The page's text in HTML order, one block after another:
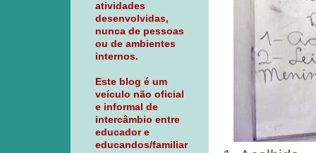
atividades
desenvolvidas,
nunca de pessoas
ou de ambientes
internos.
Este blog é um
veículo não oficial
e informal de
intercâmbio entre
educador e
educandos/familiar